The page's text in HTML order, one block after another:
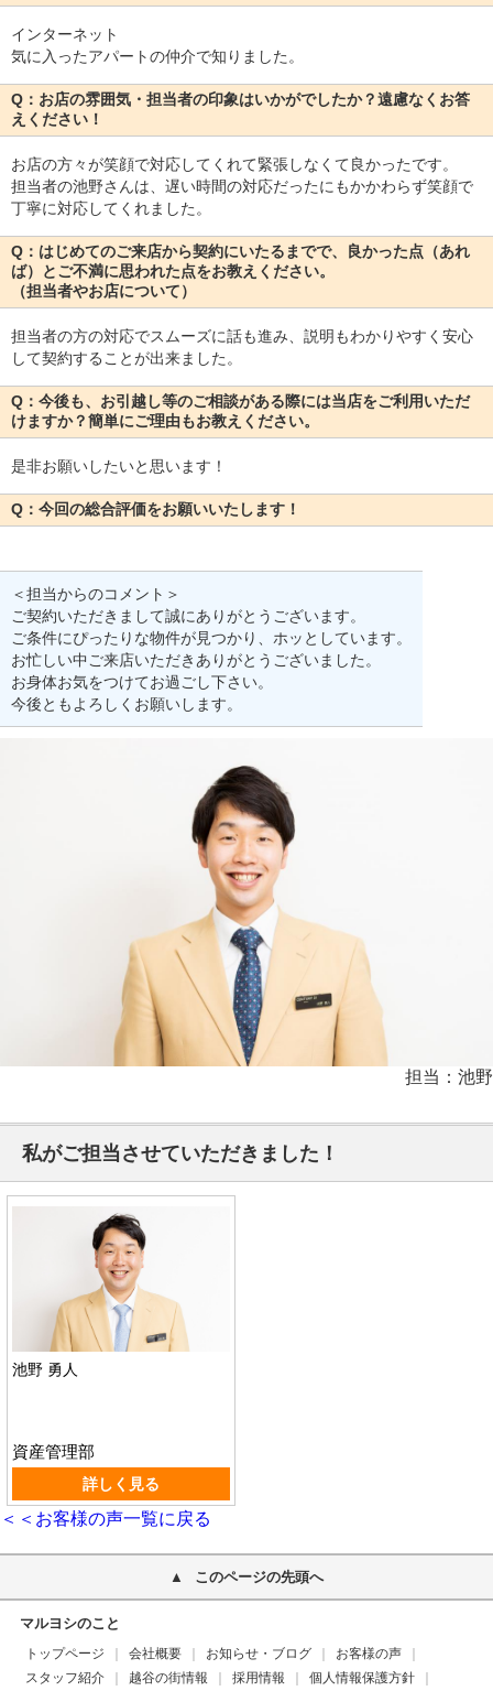
インターネット
気に入ったアパートの仲介で知りました。
Q：お店の雰囲気・担当者の印象はいかがでしたか？遠慮なくお答
えください！
お店の方々が笑顔で対応してくれて緊張しなくて良かったです。
担当者の池野さんは、遅い時間の対応だったにもかかわらず笑顔で
丁寧に対応してくれました。
Q：はじめてのご来店から契約にいたるまでで、良かった点（あれ
ば）とご不満に思われた点をお教えください。
（担当者やお店について）
担当者の方の対応でスムーズに話も進み、説明もわかりやすく安心
して契約することが出来ました。
Q：今後も、お引越し等のご相談がある際には当店をご利用いただ
けますか？簡単にご理由もお教えください。
是非お願いしたいと思います！
Q：今回の総合評価をお願いいたします！
＜担当からのコメント＞
ご契約いただきまして誠にありがとうございます。
ご条件にぴったりな物件が見つかり、ホッとしています。
お忙しい中ご来店いただきありがとうございました。
お身体お気をつけてお過ごし下さい。
今後ともよろしくお願いします。
担当：池野
私がご担当させていただきました！
池野 勇人
資産管理部
詳しく見る
＜＜お客様の声一覧に戻る
このページの先頭へ
マルヨシのこと
トップページ 会社概要 お知らせ・ブログ
お客様の声
スタッフ紹介
越谷の街情報 採用情報
個人情報保護方針